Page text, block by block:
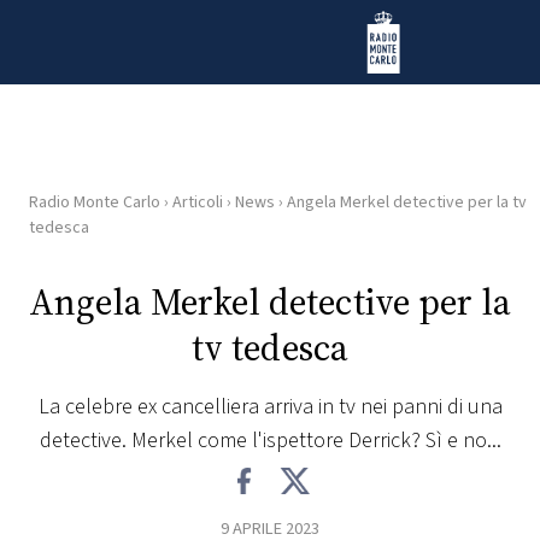
Radio Monte Carlo
HOME
RADIO
PLAYLIST
Radio Monte Carlo › Articoli › News › Angela Merkel detective per la tv
tedesca
Angela Merkel detective per la
tv tedesca
La celebre ex cancelliera arriva in tv nei panni di una
detective. Merkel come l'ispettore Derrick? Sì e no...
9 APRILE 2023